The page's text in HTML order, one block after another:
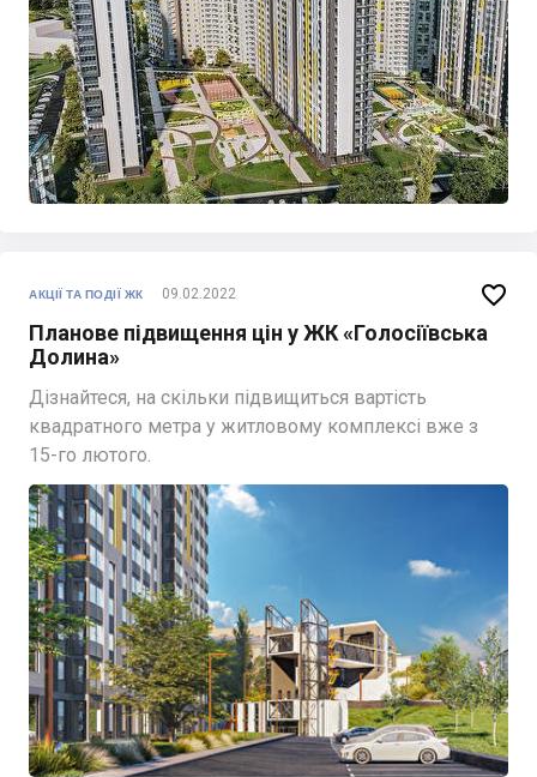
АКЦІЇ ТА ПОДІЇ ЖК 09.02.2022
Планове підвищення цін у ЖК «Голосіївська
Долина»
Дізнайтеся, на скільки підвищиться вартість
квадратного метра у житловому комплексі вже з
15-го лютого.
